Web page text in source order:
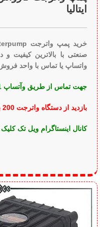
صنعتی با بالاترین کیفیت و
یا تماس با واحد فروش
جهت تماس از طریق وآتساپ 09358138001 کلیک کنید.
بازدید از دستگاه واترجت 200 بار کلیک کنید
کانال اینستاگرام ویل تک کلیک